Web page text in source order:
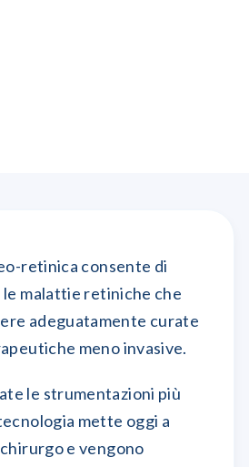
retinica consente di
malattie retiniche che
adeguatamente curate
meno invasive.
le strumentazioni più
mette oggi a
e vengono